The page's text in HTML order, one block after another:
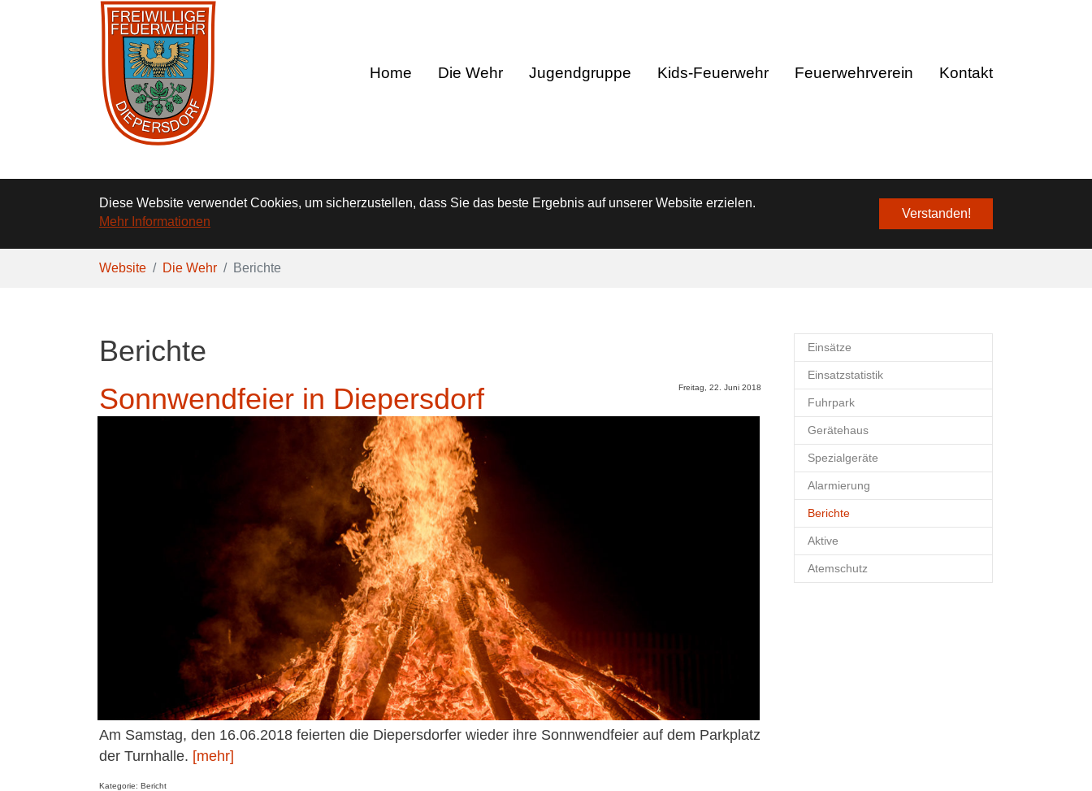
Diese Website verwendet Cookies, um sicherzustellen, dass Sie das beste Ergebnis auf unserer Website erzielen.
Mehr Informationen
Verstanden!
Home Die Wehr Jugendgruppe Kids-Feuerwehr Feuerwehrverein Kontakt
Sie sind hier:
Website Die Wehr Berichte
Einsätze
Einsatzstatistik
Fuhrpark
Gerätehaus
Spezialgeräte
Alarmierung
Berichte
Aktive
Atemschutz
Berichte
Freitag, 22. Juni 2018
Sonnwendfeier in Diepersdorf
Am Samstag, den 16.06.2018 feierten die Diepersdorfer wieder ihre Sonnwendfeier auf dem Parkplatz
der Turnhalle. [mehr]
Kategorie: Bericht